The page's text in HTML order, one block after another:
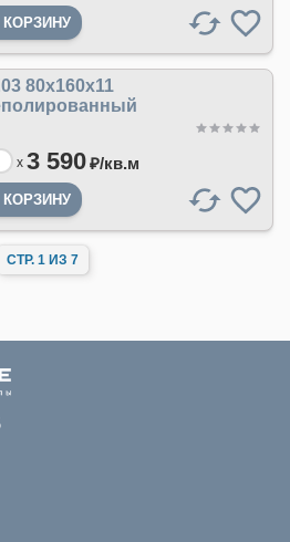
80x160x11
x 3 590₽/кв.м
СТР. 1 ИЗ 7